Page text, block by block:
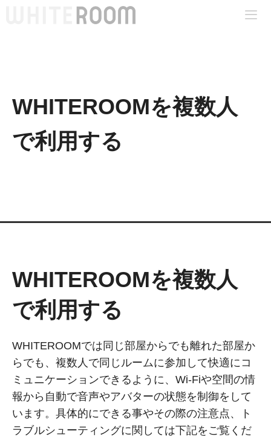
WHITEROOMを複数人
で利用する
WHITEROOMを複数人
で利用する
WHITEROOMでは同じ部屋からでも離れた部屋か
らでも、複数人で同じルームに参加して快適にコ
ミュニケーションできるように、Wi-Fiや空間の情
報から自動で音声やアバターの状態を制御をして
います。具体的にできる事やその際の注意点、ト
ラブルシューティングに関しては下記をご覧くだ